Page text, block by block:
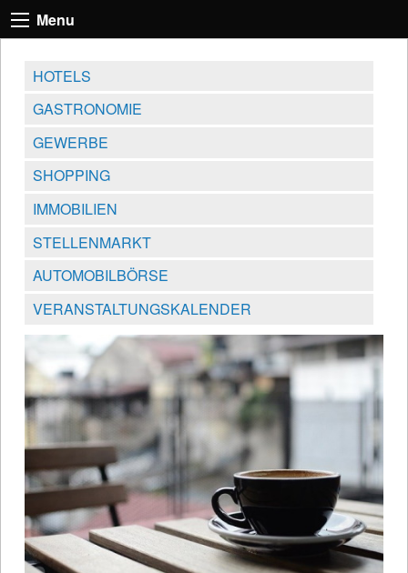
Menu
HOTELS
GASTRONOMIE
GEWERBE
SHOPPING
IMMOBILIEN
STELLENMARKT
AUTOMOBILBÖRSE
VERANSTALTUNGSKALENDER